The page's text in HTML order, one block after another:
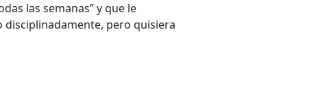
las semanas” y que le
disciplinadamente, pero quisiera